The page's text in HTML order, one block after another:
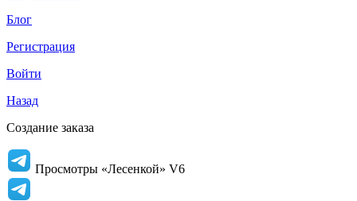
Блог
Регистрация
Войти
Назад
Создание заказа
Просмотры «Лесенкой» V6